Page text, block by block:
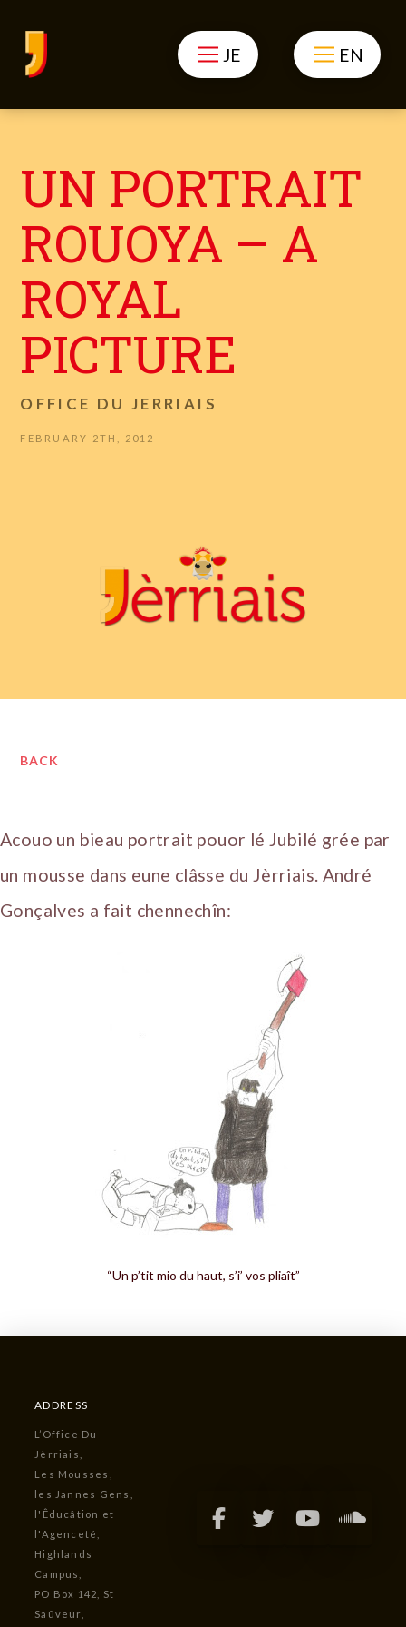
JE EN
UN PORTRAIT
ROUOYA – A
ROYAL
PICTURE
OFFICE DU JERRIAIS
FEBRUARY 2TH, 2012
BACK
Acouo un bieau portrait pouor lé Jubilé grée par
un mousse dans eune clâsse du Jèrriais. André
Gonçalves a fait chennechîn:
“Un p’tit mio du haut, s’i’ vos pliaît”
ADDRESS
L’Office Du
Jèrriais,
Les Mousses,
les Jannes Gens,
l'Êducâtion et
l'Agenceté,
Highlands
Campus,
PO Box 142, St
Saûveur,